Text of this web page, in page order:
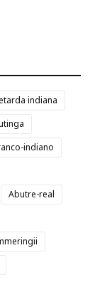
indiana
indiano
Abutre-real